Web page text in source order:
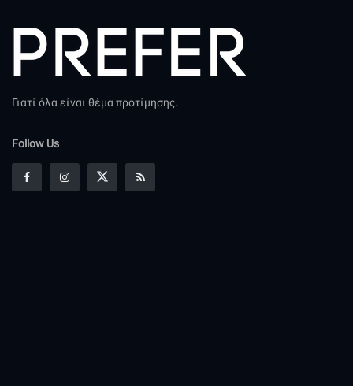
Γιατί όλα είναι θέμα προτίμησης.
Follow Us